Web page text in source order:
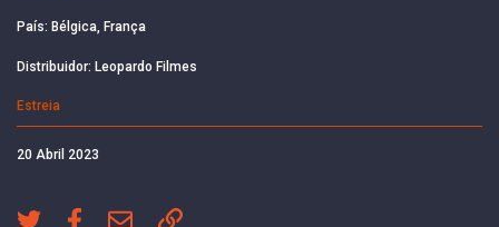
País: Bélgica, França
Distribuidor: Leopardo Filmes
Estreia
20 Abril 2023